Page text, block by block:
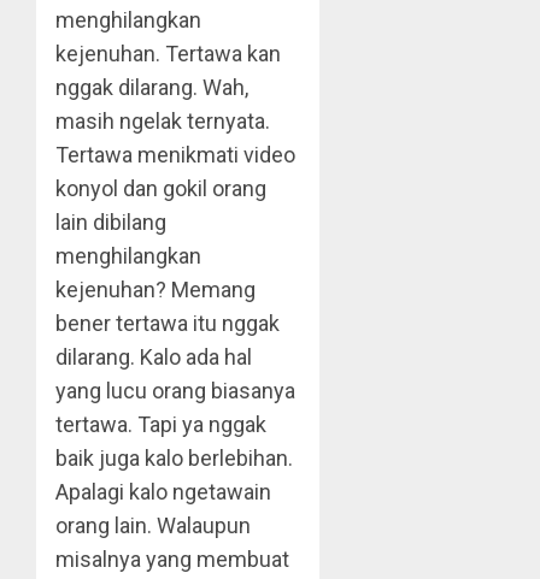
menghilangkan
kejenuhan. Tertawa kan
nggak dilarang. Wah,
masih ngelak ternyata.
Tertawa menikmati video
konyol dan gokil orang
lain dibilang
menghilangkan
kejenuhan? Memang
bener tertawa itu nggak
dilarang. Kalo ada hal
yang lucu orang biasanya
tertawa. Tapi ya nggak
baik juga kalo berlebihan.
Apalagi kalo ngetawain
orang lain. Walaupun
misalnya yang membuat